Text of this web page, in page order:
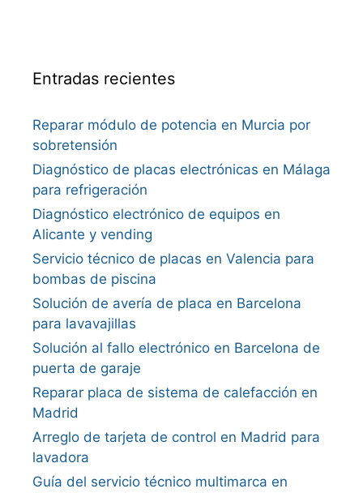
Entradas recientes
Reparar módulo de potencia en Murcia por
sobretensión
Diagnóstico de placas electrónicas en Málaga
para refrigeración
Diagnóstico electrónico de equipos en
Alicante y vending
Servicio técnico de placas en Valencia para
bombas de piscina
Solución de avería de placa en Barcelona
para lavavajillas
Solución al fallo electrónico en Barcelona de
puerta de garaje
Reparar placa de sistema de calefacción en
Madrid
Arreglo de tarjeta de control en Madrid para
lavadora
Guía del servicio técnico multimarca en